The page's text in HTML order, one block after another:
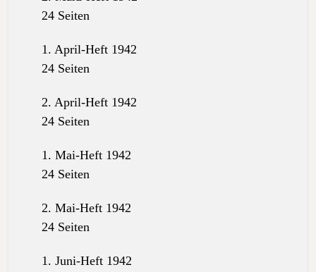
24 Seiten
1. April-Heft 1942
24 Seiten
2. April-Heft 1942
24 Seiten
1. Mai-Heft 1942
24 Seiten
2. Mai-Heft 1942
24 Seiten
1. Juni-Heft 1942